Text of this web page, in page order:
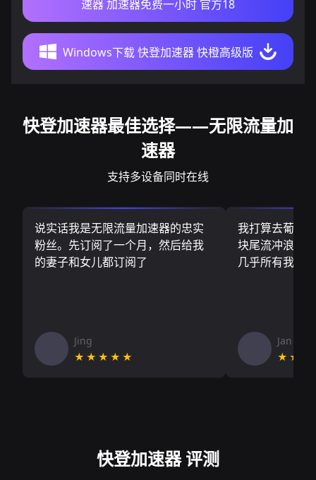
速器 加速器免费一小时 官方18
Windows下载 快登加速器 快橙高级版
快登加速器最佳选择——无限流量加
速器
支持多设备同时在线
说实话我是无限流量加速器的忠实
粉丝。先订阅了一个月，然后给我
的妻子和女儿都订阅了
Jing
★★★★★
我打算去葡萄
块尾流冲浪板
几乎所有我需
Jan V
快登加速器 评测